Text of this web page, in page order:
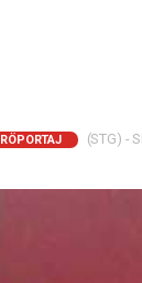
RÖPORTAJ (STG) -